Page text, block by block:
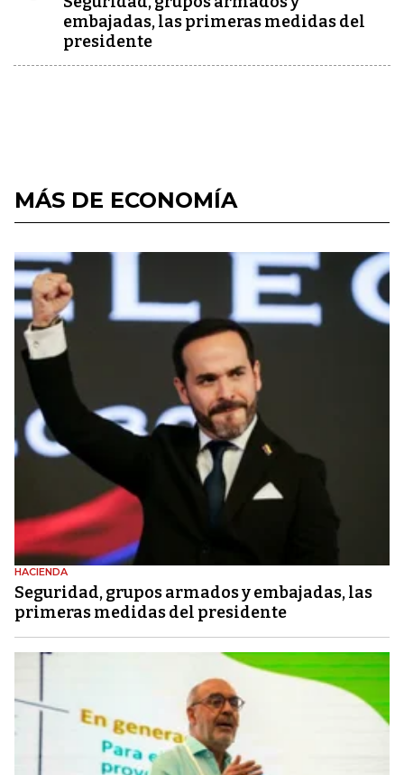
embajadas, las primeras medidas del
presidente
MÁS DE ECONOMÍA
HACIENDA
Seguridad, grupos armados y embajadas, las
primeras medidas del presidente